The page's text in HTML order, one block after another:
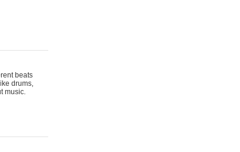
beats
drums,
music.